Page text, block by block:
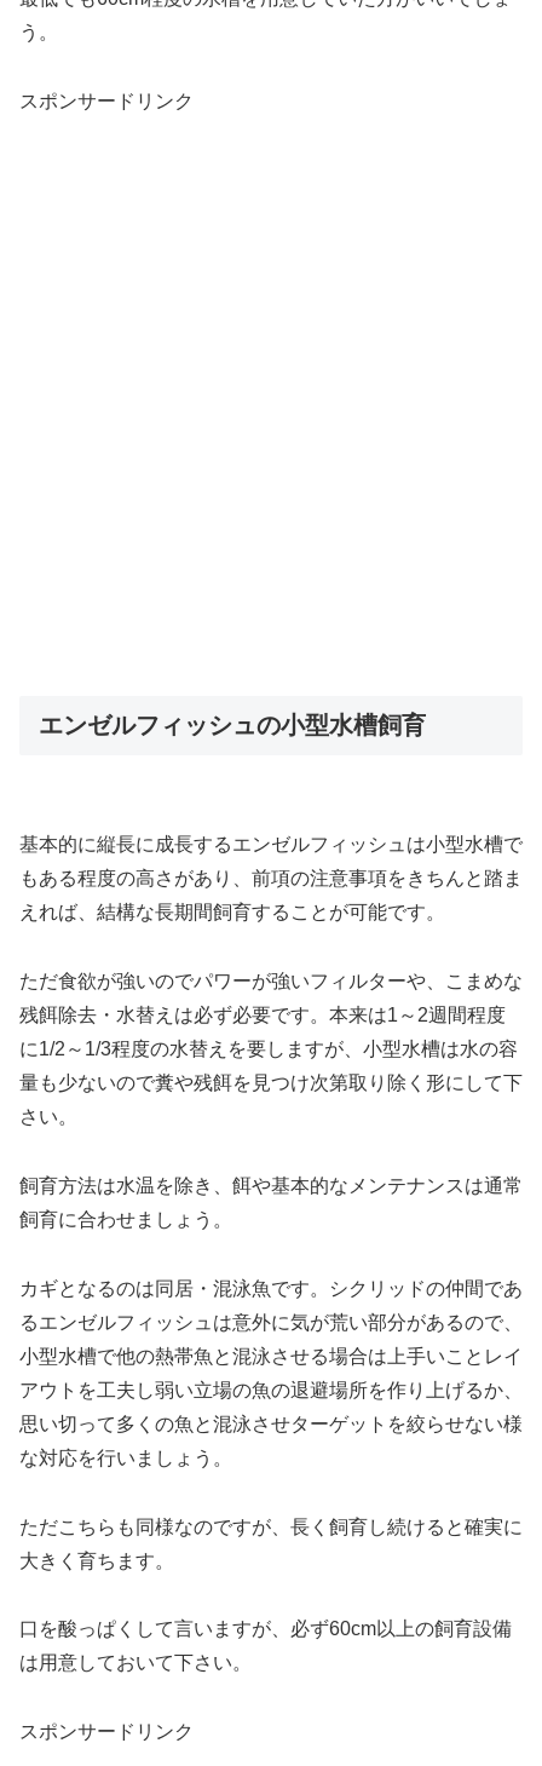
う。
スポンサードリンク
エンゼルフィッシュの小型水槽飼育
基本的に縦長に成長するエンゼルフィッシュは小型水槽で
もある程度の高さがあり、前項の注意事項をきちんと踏ま
えれば、結構な長期間飼育することが可能です。
ただ食欲が強いのでパワーが強いフィルターや、こまめな
残餌除去・水替えは必ず必要です。本来は1～2週間程度
に1/2～1/3程度の水替えを要しますが、小型水槽は水の容
量も少ないので糞や残餌を見つけ次第取り除く形にして下
さい。
飼育方法は水温を除き、餌や基本的なメンテナンスは通常
飼育に合わせましょう。
カギとなるのは同居・混泳魚です。シクリッドの仲間であ
るエンゼルフィッシュは意外に気が荒い部分があるので、
小型水槽で他の熱帯魚と混泳させる場合は上手いことレイ
アウトを工夫し弱い立場の魚の退避場所を作り上げるか、
思い切って多くの魚と混泳させターゲットを絞らせない様
な対応を行いましょう。
ただこちらも同様なのですが、長く飼育し続けると確実に
大きく育ちます。
口を酸っぱくして言いますが、必ず60cm以上の飼育設備
は用意しておいて下さい。
スポンサードリンク